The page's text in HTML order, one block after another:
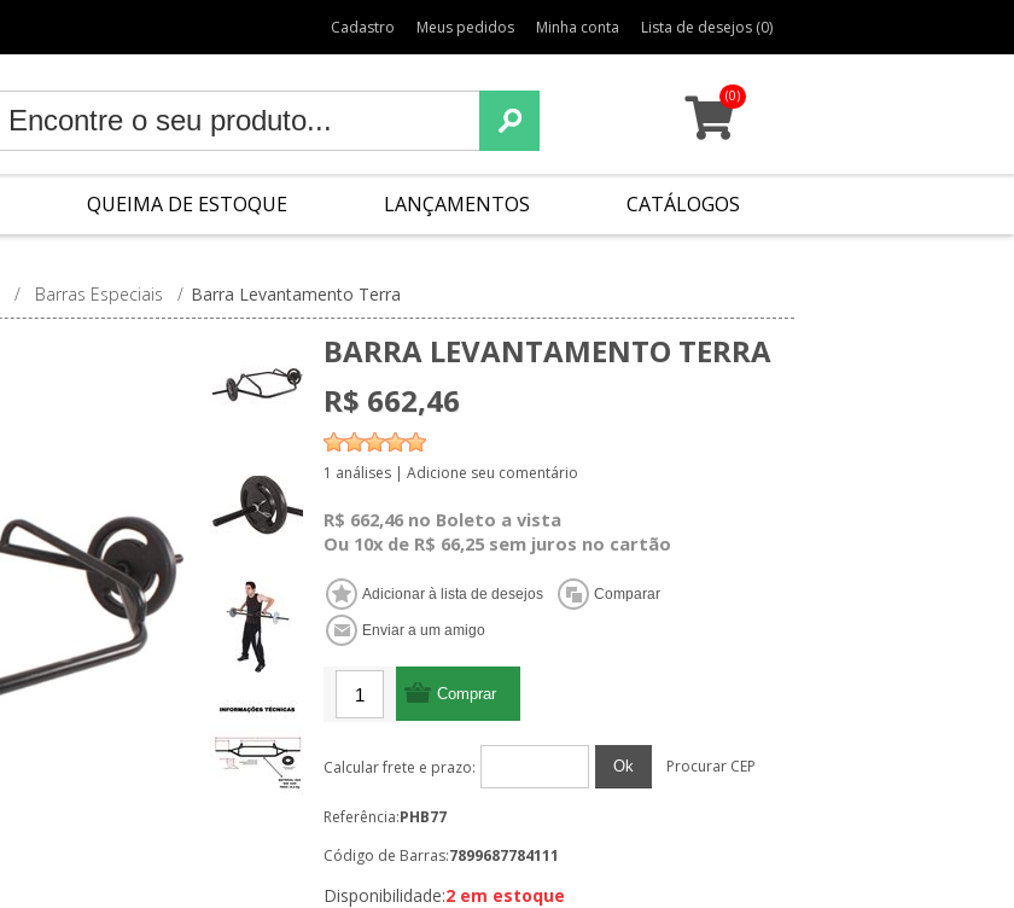
(0)
Cadastro Meus pedidos Minha conta Lista de desejos (0)
QUEIMA DE ESTOQUE LANÇAMENTOS CATÁLOGOS
/ Barras Especiais / Barra Levantamento Terra
BARRA LEVANTAMENTO TERRA
R$ 662,46
1 análises | Adicione seu comentário
R$ 662,46 no Boleto a vista
Ou 10x de R$ 66,25 sem juros no cartão
Calcular frete e prazo: Ok Procurar CEP
Referência:PHB77
Código de Barras:7899687784111
Disponibilidade:2 em estoque